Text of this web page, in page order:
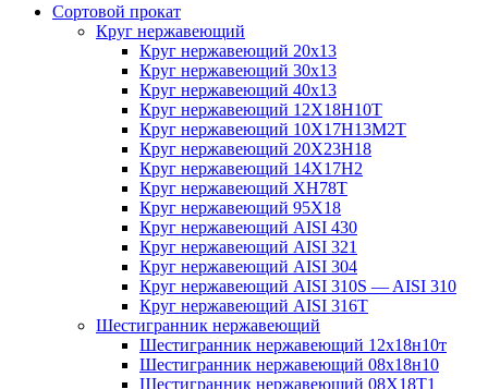
Сортовой прокат
Круг нержавеющий
Круг нержавеющий 20х13
Круг нержавеющий 30х13
Круг нержавеющий 40х13
Круг нержавеющий 12Х18Н10Т
Круг нержавеющий 10Х17Н13М2T
Круг нержавеющий 20Х23Н18
Круг нержавеющий 14Х17Н2
Круг нержавеющий ХН78Т
Круг нержавеющий 95Х18
Круг нержавеющий AISI 430
Круг нержавеющий AISI 321
Круг нержавеющий AISI 304
Круг нержавеющий AISI 310S — AISI 310
Круг нержавеющий AISI 316T
Шестигранник нержавеющий
Шестигранник нержавеющий 12х18н10т
Шестигранник нержавеющий 08х18н10
Шестигранник нержавеющий 08Х18Т1